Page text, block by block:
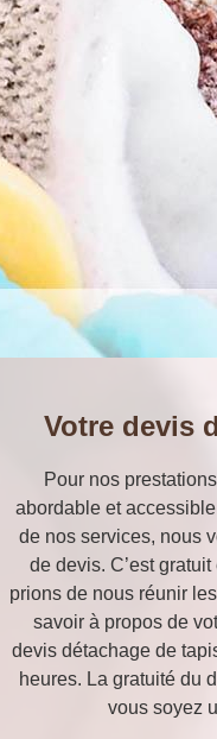
Votre devis
Pour nos
abordable et
de nos services, nous
de devis. C’est
prions de nous réunir
savoir à propos de
devis détachage de
heures. La gratuité du
vous soyez